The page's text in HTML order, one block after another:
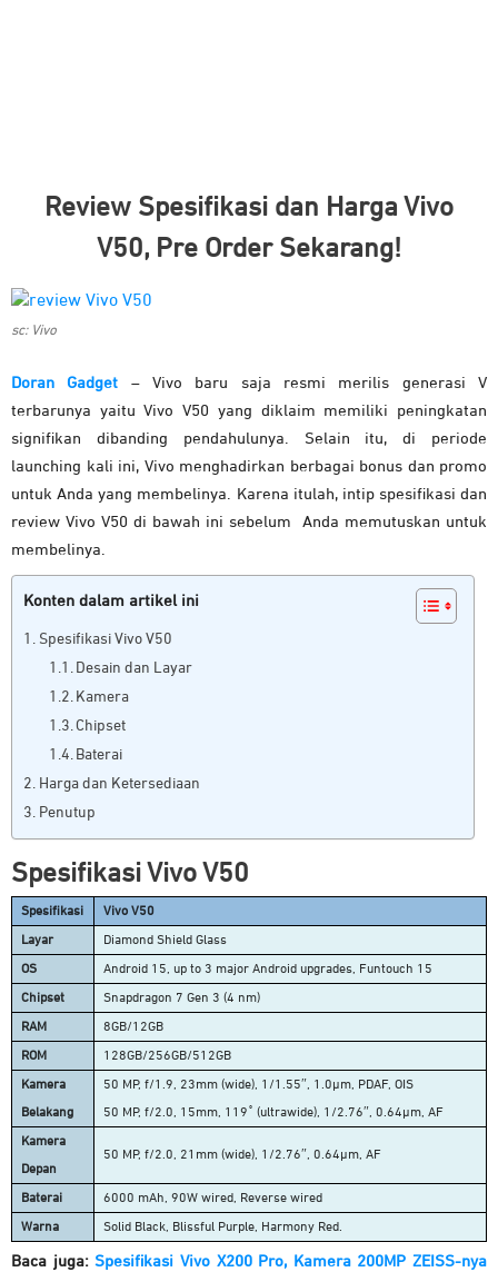
Review Spesifikasi dan Harga Vivo
V50, Pre Order Sekarang!
sc: Vivo
Doran Gadget – Vivo baru saja resmi merilis generasi V
terbarunya yaitu Vivo V50 yang diklaim memiliki peningkatan
signifikan dibanding pendahulunya. Selain itu, di periode
launching kali ini, Vivo menghadirkan berbagai bonus dan promo
untuk Anda yang membelinya. Karena itulah, intip spesifikasi dan
review Vivo V50 di bawah ini sebelum Anda memutuskan untuk
membelinya.
Konten dalam artikel ini
Spesifikasi Vivo V50
Desain dan Layar
Kamera
Chipset
Baterai
Harga dan Ketersediaan
Penutup
Spesifikasi Vivo V50
Spesifikasi Vivo V50
Layar Diamond Shield Glass
OS Android 15, up to 3 major Android upgrades, Funtouch 15
Chipset Snapdragon 7 Gen 3 (4 nm)
RAM 8GB/12GB
ROM 128GB/256GB/512GB
Kamera
Belakang
50 MP, f/1.9, 23mm (wide), 1/1.55″, 1.0µm, PDAF, OIS
50 MP, f/2.0, 15mm, 119˚ (ultrawide), 1/2.76″, 0.64µm, AF
Kamera
Depan
50 MP, f/2.0, 21mm (wide), 1/2.76″, 0.64µm, AF
Baterai 6000 mAh, 90W wired, Reverse wired
Warna Solid Black, Blissful Purple, Harmony Red.
Baca juga:Spesifikasi Vivo X200 Pro, Kamera 200MP ZEISS-nya